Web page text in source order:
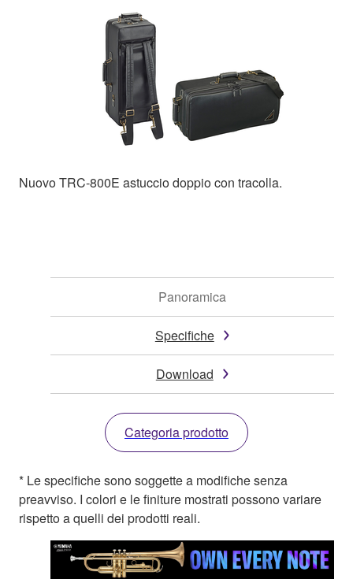
Nuovo TRC-800E astuccio doppio con tracolla.
Panoramica
Specifiche
Download
Categoria prodotto
* Le specifiche sono soggette a modifiche senza
preavviso. I colori e le finiture mostrati possono variare
rispetto a quelli dei prodotti reali.